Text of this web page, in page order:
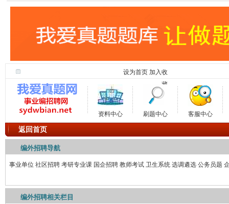
设为首页 加入收
藏
资料中心 刷题中心 客服中心
返回首页
编外招聘导航
事业单位 社区招聘 考研专业课 国企招聘 教师考试 卫生系统 选调遴选 公务员题
编外招聘相关栏目